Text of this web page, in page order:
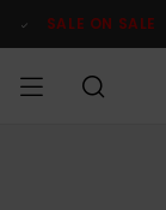
Productinformatie
SALE ON SALE